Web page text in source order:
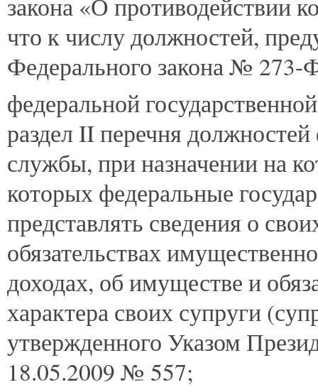
закона «О противодействии
что к числу должностей,
Федерального закона № 273-
федеральной
раздел II перечня
службы, при назначении на
которых федеральные
представлять сведения о
обязательствах
доходах, об имуществе и
характера своих супруги
утвержденного Указом
18.05.2009 № 557;